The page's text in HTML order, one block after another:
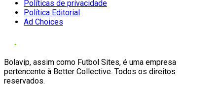
Políticas de privacidade
Política Editorial
Ad Choices
Bolavip, assim como Futbol Sites, é uma empresa
pertencente à Better Collective. Todos os direitos
reservados.